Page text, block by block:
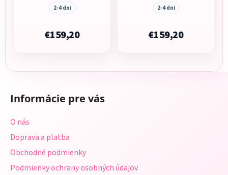
2-4 dni
€159,20
2-4 dni
€159,20
Informácie pre vás
O nás
Doprava a platba
Obchodné podmienky
Podmienky ochrany osobných údajov